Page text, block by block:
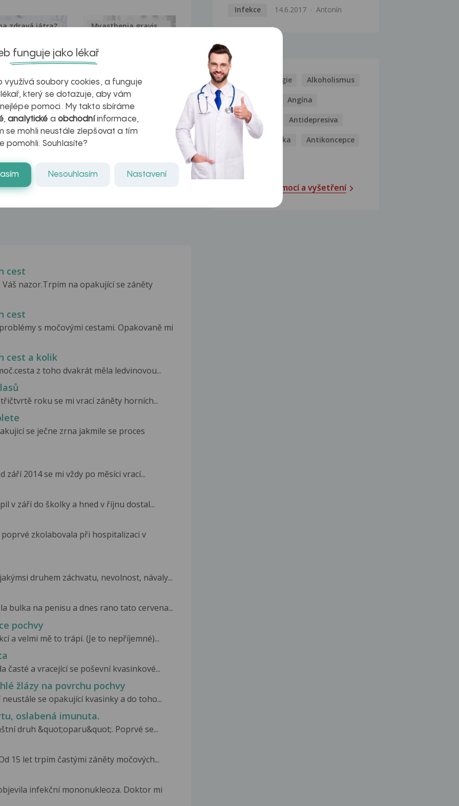
v datech a
zdravá játra?
Inovativní
léčba
myastenie –
kteří ji...
Myasthenia gravis – vše, co...
cest
nazor.Trpím na opakující se záněty
cest
s močovými cestami. Opakovaně mi
cest a kolik
z toho dvakrát měla ledvinovou...
roku se mi vrací záněty horních...
se ječne zrna jakmile se proces
2014 se mi vždy po měsíci vrací...
v září do školky a hned v říjnu dostal...
zkolabovala při hospitalizaci v
druhem záchvatu, nevolnost, návaly...
bulka na penisu a dnes rano tato cervena...
pochvy
a velmi mě to trápí. (Je to nepříjemné)...
časté a vracející se poševní kvasinkové...
žlázy na povrchu pochvy
se opakující kvasinky a do toho...
oslabená imunuta.
druh &quot;oparu&quot;. Poprvé se...
15 let trpím častými záněty močových...
infekční mononukleoza. Doktor mi
Infekce
14.6.2017 Antonín
NEMOCI
Alergie Alkoholismus
Analgetika Angína
Antibiotika Antidepresiva
Antihistaminika Antikoncepce
Katalog nemocí a vyšetření
funguje jako lékař
využívá soubory cookies, a funguje
který se dotazuje, aby vám
pomoci. My takto sbíráme
,analytické a obchodníinformace,
se mohli neustále zlepšovat a tím
pomohli. Souhlasíte?
Nesouhlasím Nastavení